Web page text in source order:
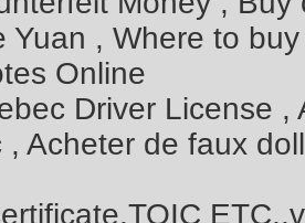
Yuan , Where to
Online
Driver License
, Acheter de faux